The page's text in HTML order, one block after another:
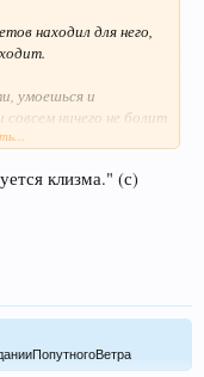
находил для него,
умоешься и
ничего не болит
А его всё нет, как
как-то само,
Но и спать Я не
А с настроением, то
клизма." (с)